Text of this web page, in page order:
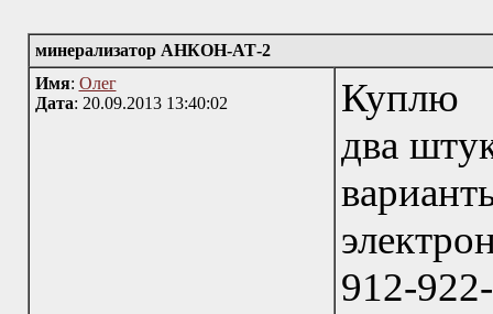
минерализатор АНКОН-АТ-2
Имя: Олег
Дата: 20.09.2013 13:40:02
Куплю
два
912-